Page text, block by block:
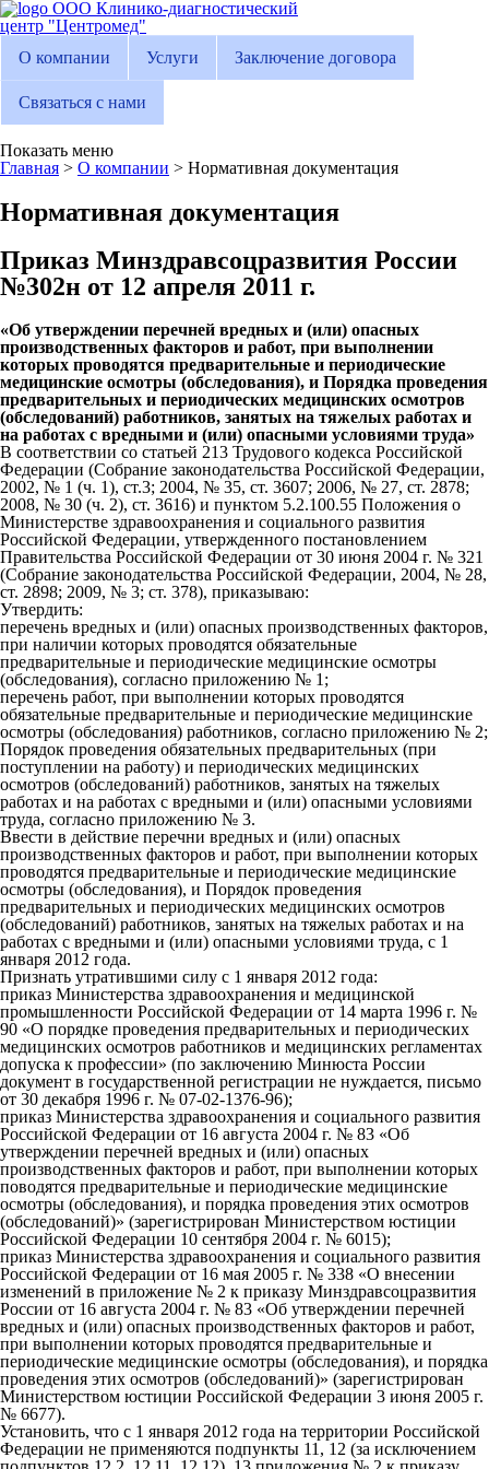
ООО Клинико-диагностический
центр "Центромед"
О компании
Услуги Заключение договора
Связаться с нами
Показать меню
Главная > О компании > Нормативная документация
Нормативная документация
Приказ Минздравсоцразвития России
№302н от 12 апреля 2011 г.
«Об утверждении перечней вредных и (или) опасных
производственных факторов и работ, при выполнении
которых проводятся предварительные и периодические
медицинские осмотры (обследования), и Порядка проведения
предварительных и периодических медицинских осмотров
(обследований) работников, занятых на тяжелых работах и
на работах с вредными и (или) опасными условиями труда»
В соответствии со статьей 213 Трудового кодекса Российской
Федерации (Собрание законодательства Российской Федерации,
2002, № 1 (ч. 1), ст.3; 2004, № 35, ст. 3607; 2006, № 27, ст. 2878;
2008, № 30 (ч. 2), ст. 3616) и пунктом 5.2.100.55 Положения о
Министерстве здравоохранения и социального развития
Российской Федерации, утвержденного постановлением
Правительства Российской Федерации от 30 июня 2004 г. № 321
(Собрание законодательства Российской Федерации, 2004, № 28,
ст. 2898; 2009, № 3; ст. 378), приказываю:
Утвердить:
перечень вредных и (или) опасных производственных факторов,
при наличии которых проводятся обязательные
предварительные и периодические медицинские осмотры
(обследования), согласно приложению № 1;
перечень работ, при выполнении которых проводятся
обязательные предварительные и периодические медицинские
осмотры (обследования) работников, согласно приложению № 2;
Порядок проведения обязательных предварительных (при
поступлении на работу) и периодических медицинских
осмотров (обследований) работников, занятых на тяжелых
работах и на работах с вредными и (или) опасными условиями
труда, согласно приложению № 3.
Ввести в действие перечни вредных и (или) опасных
производственных факторов и работ, при выполнении которых
проводятся предварительные и периодические медицинские
осмотры (обследования), и Порядок проведения
предварительных и периодических медицинских осмотров
(обследований) работников, занятых на тяжелых работах и на
работах с вредными и (или) опасными условиями труда, с 1
января 2012 года.
Признать утратившими силу с 1 января 2012 года:
приказ Министерства здравоохранения и медицинской
промышленности Российской Федерации от 14 марта 1996 г. №
90 «О порядке проведения предварительных и периодических
медицинских осмотров работников и медицинских регламентах
допуска к профессии» (по заключению Минюста России
документ в государственной регистрации не нуждается, письмо
от 30 декабря 1996 г. № 07-02-1376-96);
приказ Министерства здравоохранения и социального развития
Российской Федерации от 16 августа 2004 г. № 83 «Об
утверждении перечней вредных и (или) опасных
производственных факторов и работ, при выполнении которых
поводятся предварительные и периодические медицинские
осмотры (обследования), и порядка проведения этих осмотров
(обследований)» (зарегистрирован Министерством юстиции
Российской Федерации 10 сентября 2004 г. № 6015);
приказ Министерства здравоохранения и социального развития
Российской Федерации от 16 мая 2005 г. № 338 «О внесении
изменений в приложение № 2 к приказу Минздравсоцразвития
России от 16 августа 2004 г. № 83 «Об утверждении перечней
вредных и (или) опасных производственных факторов и работ,
при выполнении которых проводятся предварительные и
периодические медицинские осмотры (обследования), и порядка
проведения этих осмотров (обследований)» (зарегистрирован
Министерством юстиции Российской Федерации 3 июня 2005 г.
№ 6677).
Установить, что с 1 января 2012 года на территории Российской
Федерации не применяются подпункты 11, 12 (за исключением